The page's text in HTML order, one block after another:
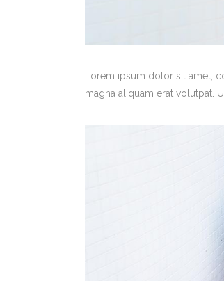
Lorem ipsum dolor sit amet,
magna aliquam erat volutpat.